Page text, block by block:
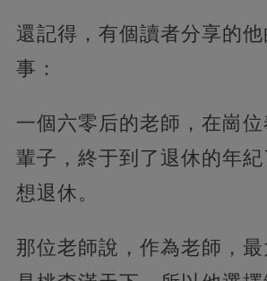
還記得，有個讀者分享的
事：
一個六零后的老師，在崗
輩子，終于到了退休的年
想退休。
那位老師說，作為老師，